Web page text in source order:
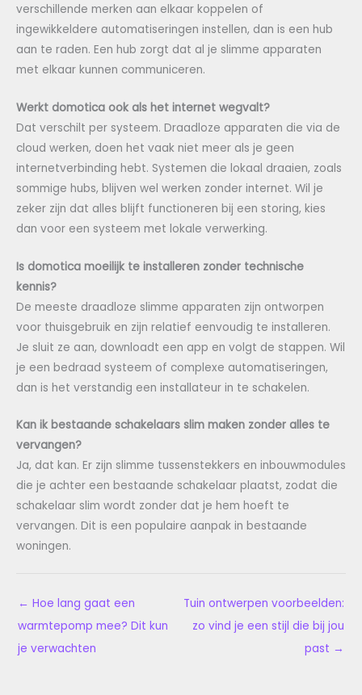
verschillende merken aan elkaar koppelen of
ingewikkeldere automatiseringen instellen, dan is een hub
aan te raden. Een hub zorgt dat al je slimme apparaten
met elkaar kunnen communiceren.
Werkt domotica ook als het internet wegvalt?
Dat verschilt per systeem. Draadloze apparaten die via de
cloud werken, doen het vaak niet meer als je geen
internetverbinding hebt. Systemen die lokaal draaien, zoals
sommige hubs, blijven wel werken zonder internet. Wil je
zeker zijn dat alles blijft functioneren bij een storing, kies
dan voor een systeem met lokale verwerking.
Is domotica moeilijk te installeren zonder technische
kennis?
De meeste draadloze slimme apparaten zijn ontworpen
voor thuisgebruik en zijn relatief eenvoudig te installeren.
Je sluit ze aan, downloadt een app en volgt de stappen. Wil
je een bedraad systeem of complexe automatiseringen,
dan is het verstandig een installateur in te schakelen.
Kan ik bestaande schakelaars slim maken zonder alles te
vervangen?
Ja, dat kan. Er zijn slimme tussenstekkers en inbouwmodules
die je achter een bestaande schakelaar plaatst, zodat die
schakelaar slim wordt zonder dat je hem hoeft te
vervangen. Dit is een populaire aanpak in bestaande
woningen.
← Hoe lang gaat een
warmtepomp mee? Dit kun
je verwachten
Tuin ontwerpen voorbeelden:
zo vind je een stijl die bij jou
past →